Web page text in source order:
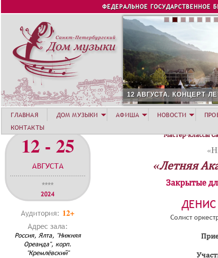
Jump to navigation
ФЕДЕРАЛЬНОЕ ГОСУДАРСТВЕННОЕ
12 АВГУСТА. КОНЦЕРТ
12 - 25
АВГУСТА
****
2024
Аудитория: 12+
Адрес зала:
Россия, Ялта, "Нижняя
Ореанда", корп.
"Кремлёвский"
Мастер-классы
«Летняя
Закрытые
Солист
ГЛАВНАЯ ДОМ МУЗЫКИ АФИША НОВОСТИ
КОНТАКТЫ